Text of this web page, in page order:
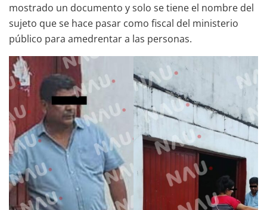
mostrado un documento y solo se tiene el nombre del
sujeto que se hace pasar como fiscal del ministerio
público para amedrentar a las personas.